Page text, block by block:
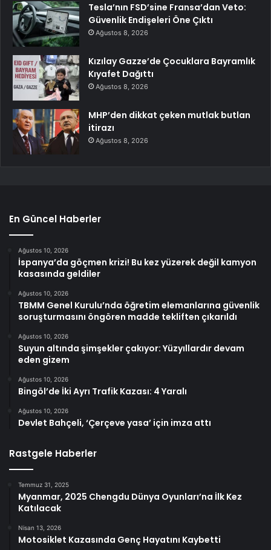
Tesla’nın FSD’sine Fransa’dan Veto:
Güvenlik Endişeleri Öne Çıktı
Ağustos 8, 2026
Kızılay Gazze’de Çocuklara Bayramlık
Kıyafet Dağıttı
Ağustos 8, 2026
MHP’den dikkat çeken mutlak butlan
itirazı
Ağustos 8, 2026
En Güncel Haberler
Ağustos 10, 2026
İspanya’da göçmen krizi! Bu kez yüzerek değil kamyon
kasasında geldiler
Ağustos 10, 2026
TBMM Genel Kurulu’nda öğretim elemanlarına güvenlik
soruşturmasını öngören madde tekliften çıkarıldı
Ağustos 10, 2026
Suyun altında şimşekler çakıyor: Yüzyıllardır devam
eden gizem
Ağustos 10, 2026
Bingöl’de İki Ayrı Trafik Kazası: 4 Yaralı
Ağustos 10, 2026
Devlet Bahçeli, ‘Çerçeve yasa’ için imza attı
Rastgele Haberler
Temmuz 31, 2025
Myanmar, 2025 Chengdu Dünya Oyunları’na İlk Kez
Katılacak
Nisan 13, 2026
Motosiklet Kazasında Genç Hayatını Kaybetti